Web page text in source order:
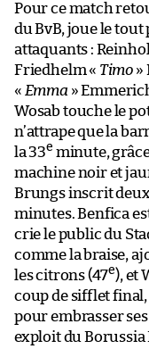
Pour ce match
du BvB, joue le
attaquants :
Friedhelm « Timo »
« Emma »
Wosab touche le
n’attrape que la
la 33e minute,
machine noir et
Brungs inscrit
minutes. Benfica
crie le public du
comme la braise,
les citrons (47e), et
coup de sifflet
pour embrasser
exploit du